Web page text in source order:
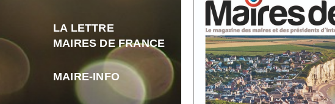
LA LETTRE
MAIRES DE FRANCE
MAIRE-INFO